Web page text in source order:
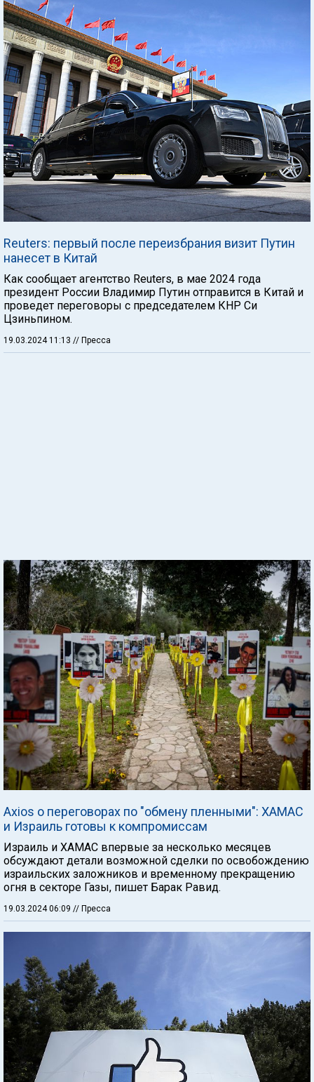
Reuters: первый после переизбрания визит Путин
нанесет в Китай
Как сообщает агентство Reuters, в мае 2024 года
президент России Владимир Путин отправится в Китай и
проведет переговоры с председателем КНР Си
Цзиньпином.
19.03.2024 11:13 // Пресса
Axios о переговорах по "обмену пленными": ХАМАС
и Израиль готовы к компромиссам
Израиль и ХАМАС впервые за несколько месяцев
обсуждают детали возможной сделки по освобождению
израильских заложников и временному прекращению
огня в секторе Газы, пишет Барак Равид.
19.03.2024 06:09 // Пресса